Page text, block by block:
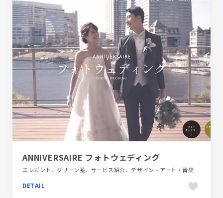
ANNIVERSAIRE フォトウェディング
エレガント、グリーン系、サービス紹介、デザイン・アート・音楽・文芸、ブラック系 、ブランド・サービスサイト、ベージュ・ゴールド系、モーション多め、大きめ写真
DETAIL